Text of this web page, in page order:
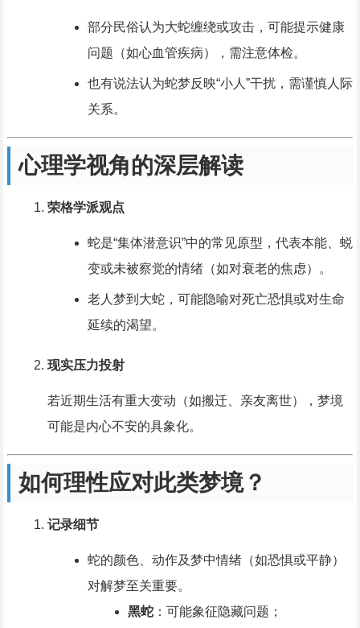
部分民俗认为大蛇缠绕或攻击，可能提示健康
问题（如心血管疾病），需注意体检。
也有说法认为蛇梦反映“小人”干扰，需谨慎人际
关系。
心理学视角的深层解读
荣格学派观点
蛇是“集体潜意识”中的常见原型，代表本能、蜕
变或未被察觉的情绪（如对衰老的焦虑）。
老人梦到大蛇，可能隐喻对死亡恐惧或对生命
延续的渴望。
现实压力投射
若近期生活有重大变动（如搬迁、亲友离世），梦境
可能是内心不安的具象化。
如何理性应对此类梦境？
记录细节
蛇的颜色、动作及梦中情绪（如恐惧或平静）
对解梦至关重要。
黑蛇：可能象征隐藏问题；